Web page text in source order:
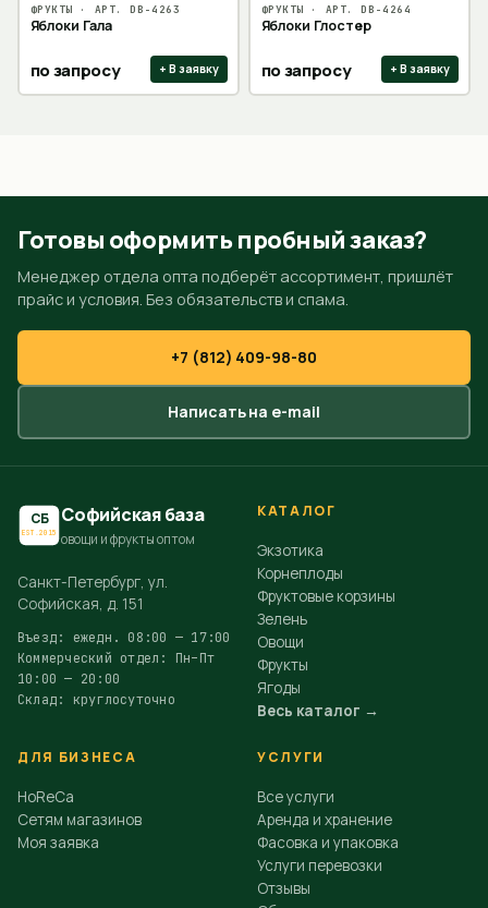
ФРУКТЫ · АРТ.DB-4263
Яблоки Гала
по запросу + В заявку
ФРУКТЫ · АРТ.DB-4264
Яблоки Глостер
по запросу + В заявку
Готовы оформить пробный заказ?
Менеджер отдела опта подберёт ассортимент, пришлёт
прайс и условия. Без обязательств и спама.
+7 (812) 409-98-80
Написать на e-mail
СБ
EST.2015
Софийская база
овощи и фрукты оптом
Санкт-Петербург, ул.
Софийская, д. 151
Въезд: ежедн. 08:00 — 17:00
Коммерческий отдел: Пн–Пт
10:00 — 20:00
Склад: круглосуточно
КАТАЛОГ
Экзотика
Корнеплоды
Фруктовые корзины
Зелень
Овощи
Фрукты
Ягоды
Весь каталог →
ДЛЯ БИЗНЕСА
HoReCa
Сетям магазинов
Моя заявка
УСЛУГИ
Все услуги
Аренда и хранение
Фасовка и упаковка
Услуги перевозки
Отзывы